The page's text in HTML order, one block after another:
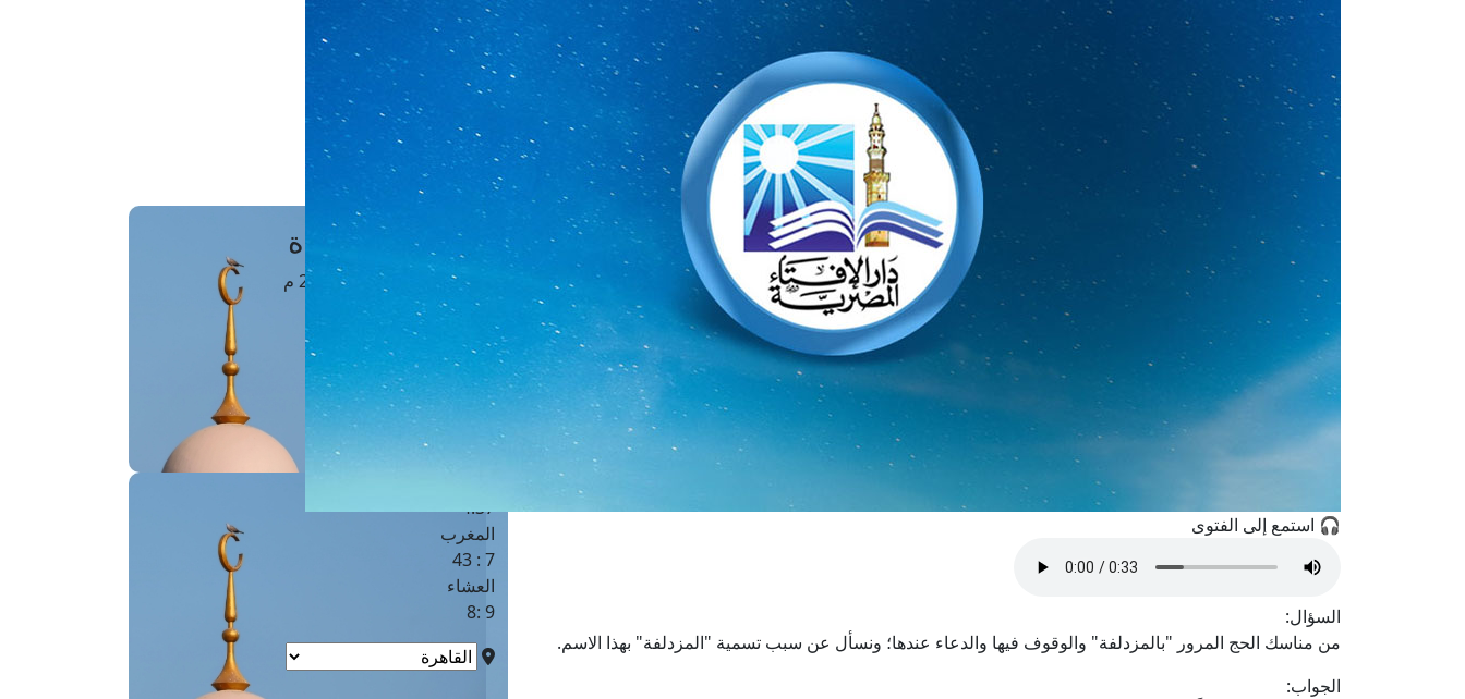
🎧 استمع إلى الفتوى
السؤال:
من مناسك الحج المرور "بالمزدلفة" والوقوف فيها والدعاء عندها؛ ونسأل عن سبب تسمية "المزدلفة" بهذا الاسم.
الجواب:
حجز موعد
الفتوى الهاتفية
مَواقِيتُ الصَّـــلاة
القاهرة · 08 أغسطس 2026 م
4 :42
الشروق
6 :18
4:37
المغرب
7 : 43
العشاء
9 :8